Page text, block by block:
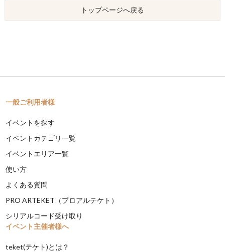
トップページへ戻る
一般ご利用者様
イベントを探す
イベントカテゴリ一覧
イベントエリア一覧
使い方
よくある質問
PRO ARTEKET（プロアルテケト）
シリアルコード受け取り
イベント主催者様へ
teket(テケト)とは？